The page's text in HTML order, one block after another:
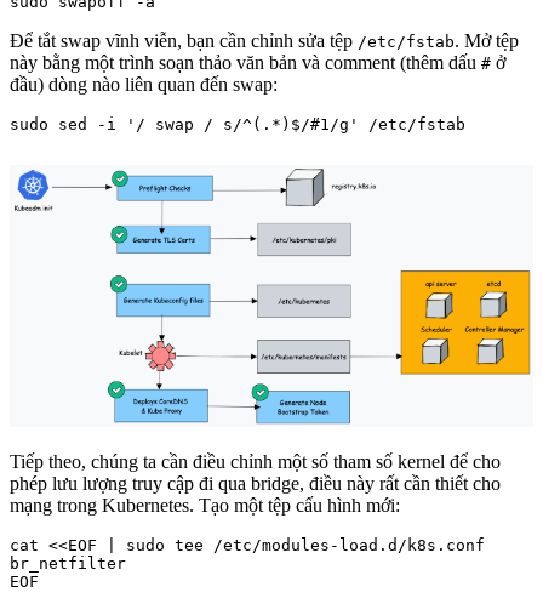
Để tắt swap vĩnh viễn, bạn cần chỉnh sửa tệp /etc/fstab. Mở tệp
này bằng một trình soạn thảo văn bản và comment (thêm dấu # ở
đầu) dòng nào liên quan đến swap:
Tiếp theo, chúng ta cần điều chỉnh một số tham số kernel để cho
phép lưu lượng truy cập đi qua bridge, điều này rất cần thiết cho
mạng trong Kubernetes. Tạo một tệp cấu hình mới:
cat <<EOF | sudo tee /etc/modules-load.d/k8s.conf
br_netfilter
EOF